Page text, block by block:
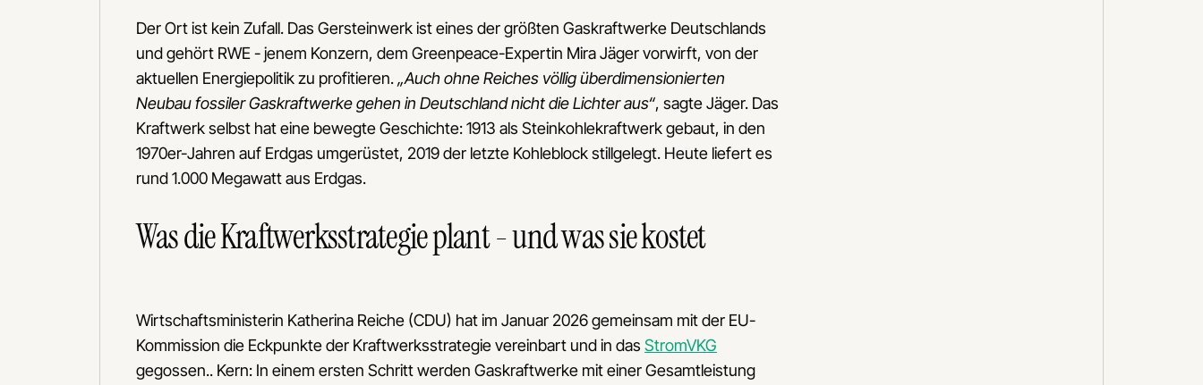
Der Ort ist kein Zufall. Das Gersteinwerk ist eines der größten Gaskraftwerke Deutschlands
und gehört RWE - jenem Konzern, dem Greenpeace-Expertin Mira Jäger vorwirft, von der
aktuellen Energiepolitik zu profitieren. „Auch ohne Reiches völlig überdimensionierten
Neubau fossiler Gaskraftwerke gehen in Deutschland nicht die Lichter aus“, sagte Jäger. Das
Kraftwerk selbst hat eine bewegte Geschichte: 1913 als Steinkohlekraftwerk gebaut, in den
1970er-Jahren auf Erdgas umgerüstet, 2019 der letzte Kohleblock stillgelegt. Heute liefert es
rund 1.000 Megawatt aus Erdgas.
Was die Kraftwerksstrategie plant - und was sie kostet
Wirtschaftsministerin Katherina Reiche (CDU) hat im Januar 2026 gemeinsam mit der EU-
Kommission die Eckpunkte der Kraftwerksstrategie vereinbart und in das StromVKG
gegossen.. Kern: In einem ersten Schritt werden Gaskraftwerke mit einer Gesamtleistung